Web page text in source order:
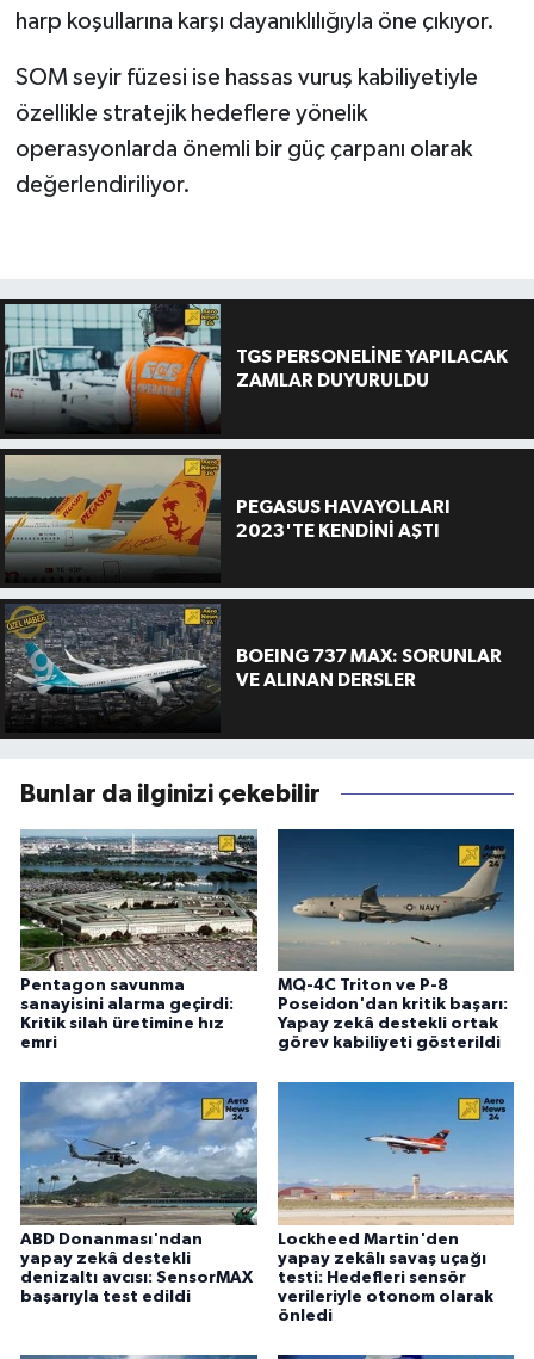
harp koşullarına karşı dayanıklılığıyla öne çıkıyor.
SOM seyir füzesi ise hassas vuruş kabiliyetiyle
özellikle stratejik hedeflere yönelik
operasyonlarda önemli bir güç çarpanı olarak
değerlendiriliyor.
TGS PERSONELİNE YAPILACAK
ZAMLAR DUYURULDU
PEGASUS HAVAYOLLARI
2023'TE KENDİNİ AŞTI
BOEING 737 MAX: SORUNLAR
VE ALINAN DERSLER
Bunlar da ilginizi çekebilir
Pentagon savunma
sanayisini alarma geçirdi:
Kritik silah üretimine hız
emri
MQ-4C Triton ve P-8
Poseidon'dan kritik başarı:
Yapay zekâ destekli ortak
görev kabiliyeti gösterildi
ABD Donanması'ndan
yapay zekâ destekli
denizaltı avcısı: SensorMAX
başarıyla test edildi
Lockheed Martin'den
yapay zekâlı savaş uçağı
testi: Hedefleri sensör
verileriyle otonom olarak
önledi